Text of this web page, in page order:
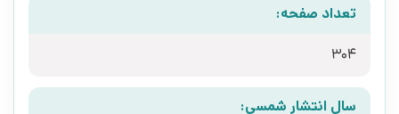
تعداد صفحه:
304
سال انتشار شمسی: